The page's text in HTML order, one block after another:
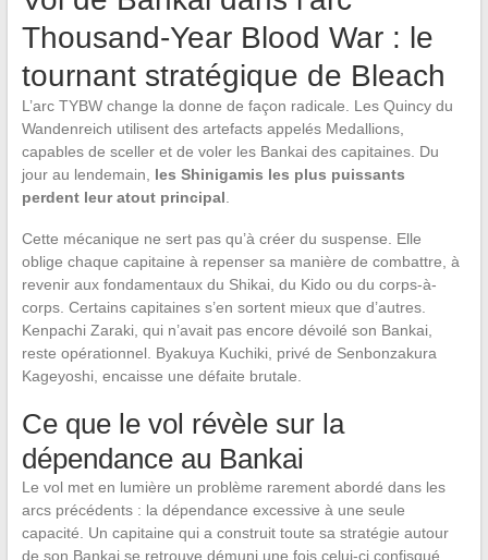
Thousand-Year Blood War : le
tournant stratégique de Bleach
L’arc TYBW change la donne de façon radicale. Les Quincy du
Wandenreich utilisent des artefacts appelés Medallions,
capables de sceller et de voler les Bankai des capitaines. Du
jour au lendemain, les Shinigamis les plus puissants
perdent leur atout principal.
Cette mécanique ne sert pas qu’à créer du suspense. Elle
oblige chaque capitaine à repenser sa manière de combattre, à
revenir aux fondamentaux du Shikai, du Kido ou du corps-à-
corps. Certains capitaines s’en sortent mieux que d’autres.
Kenpachi Zaraki, qui n’avait pas encore dévoilé son Bankai,
reste opérationnel. Byakuya Kuchiki, privé de Senbonzakura
Kageyoshi, encaisse une défaite brutale.
Ce que le vol révèle sur la
dépendance au Bankai
Le vol met en lumière un problème rarement abordé dans les
arcs précédents : la dépendance excessive à une seule
capacité. Un capitaine qui a construit toute sa stratégie autour
de son Bankai se retrouve démuni une fois celui-ci confisqué.